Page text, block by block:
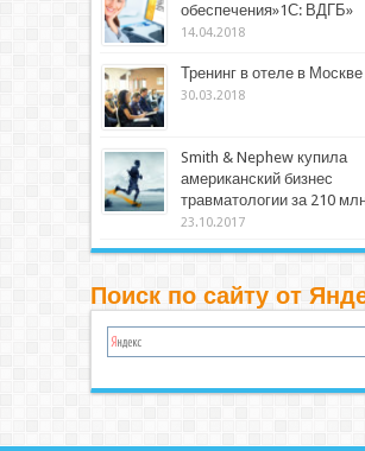
обеспечения»1С: ВДГБ»
14.04.2018
Тренинг в отеле в Москве
30.03.2018
Smith & Nephew купила
американский бизнес
травматологии за 210
23.10.2017
Поиск по сайту от